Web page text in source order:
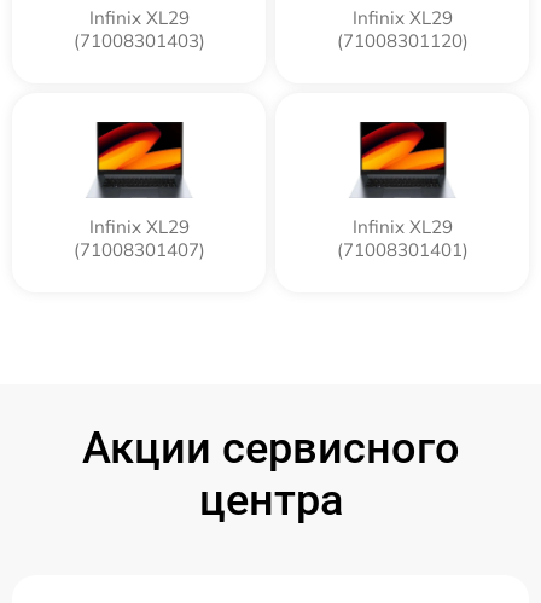
Infinix XL29
(71008301403)
Infinix XL29
(71008301120)
Infinix XL29
(71008301407)
Infinix XL29
(71008301401)
Акции сервисного
центра